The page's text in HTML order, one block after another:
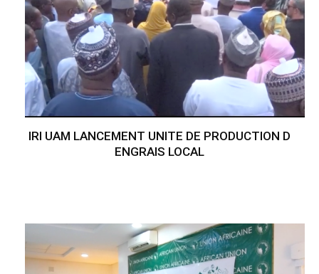
IRI UAM LANCEMENT UNITE DE PRODUCTION D
ENGRAIS LOCAL